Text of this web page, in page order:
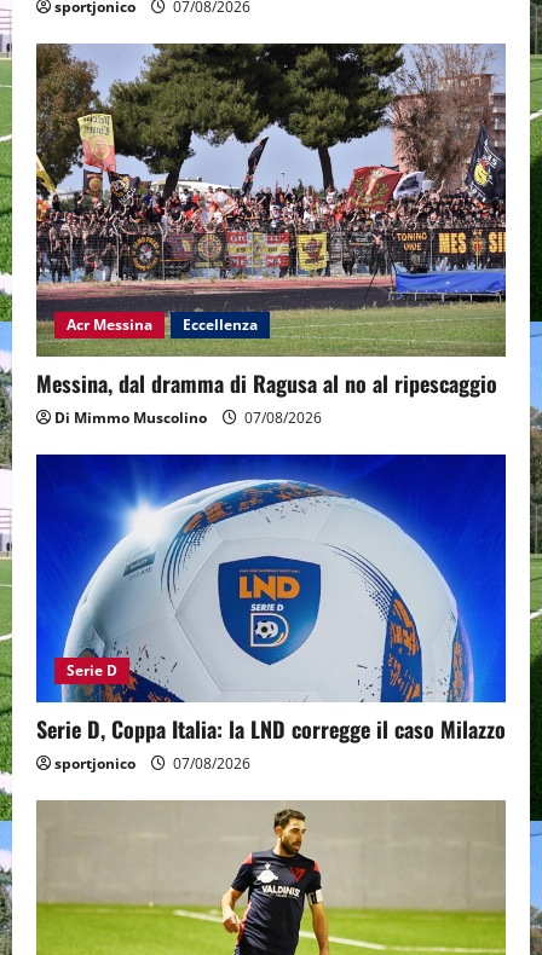
sportjonico 07/08/2026
Acr Messina Eccellenza
Messina, dal dramma di Ragusa al no al ripescaggio
Di Mimmo Muscolino 07/08/2026
Serie D
Serie D, Coppa Italia: la LND corregge il caso Milazzo
sportjonico 07/08/2026